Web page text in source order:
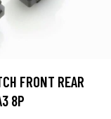
FRONT REAR
8P